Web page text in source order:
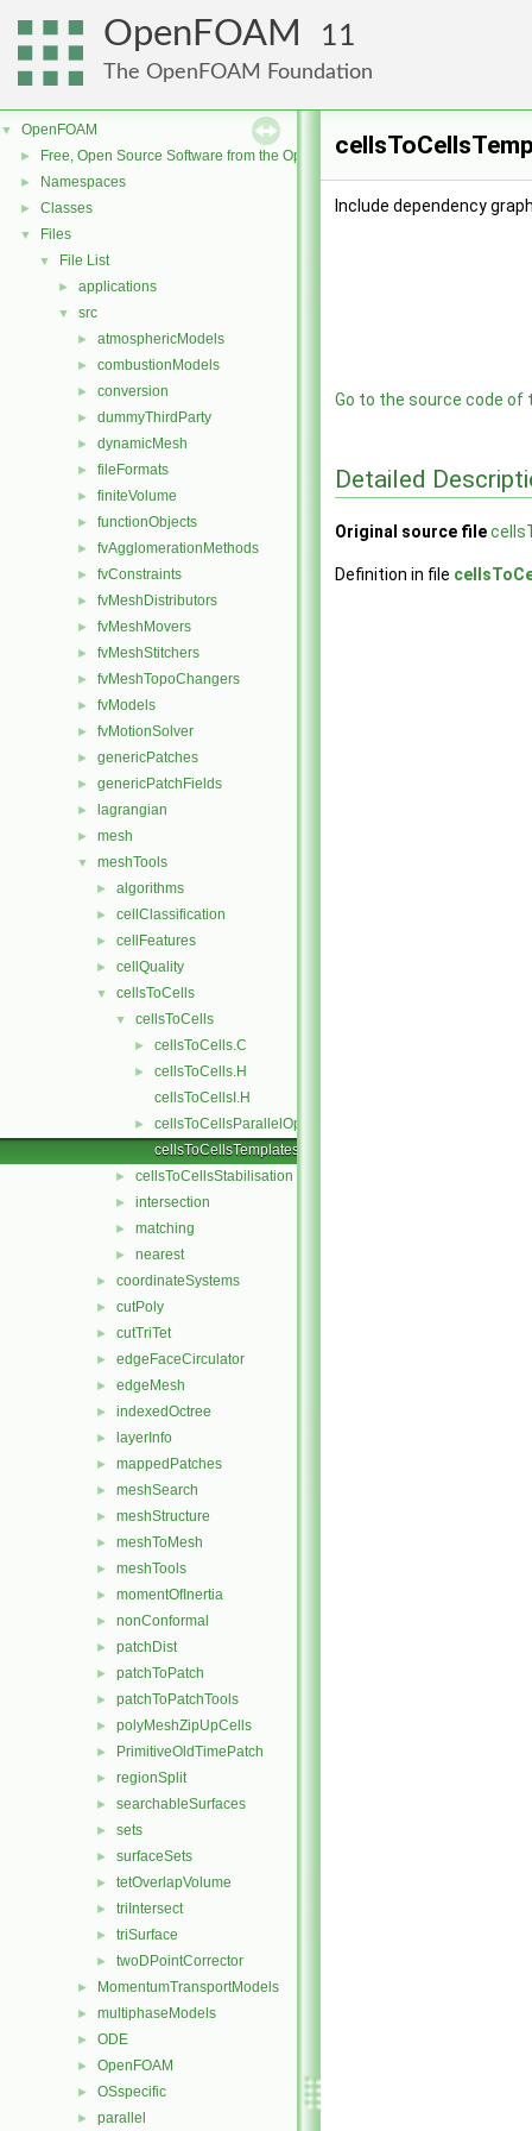
OpenFOAM 11
The OpenFOAM Foundation
▼ OpenFOAM
► Free, Open Source Software from the OpenFOAM Foundation
► Namespaces
► Classes
▼ Files
▼ File List
► applications
▼ src
► atmosphericModels
► combustionModels
► conversion
► dummyThirdParty
► dynamicMesh
► fileFormats
► finiteVolume
► functionObjects
► fvAgglomerationMethods
► fvConstraints
► fvMeshDistributors
► fvMeshMovers
► fvMeshStitchers
► fvMeshTopoChangers
► fvModels
► fvMotionSolver
► genericPatches
► genericPatchFields
► lagrangian
► mesh
▼ meshTools
► algorithms
► cellClassification
► cellFeatures
► cellQuality
▼ cellsToCells
▼ cellsToCells
► cellsToCells.C
►
cellsToCells.H
cellsToCellsI.H
►
cellsToCellsParallelOps.C
cellsToCellsTemplates.C
► cellsToCellsStabilisation
► intersection
► matching
► nearest
► coordinateSystems
► cutPoly
► cutTriTet
► edgeFaceCirculator
► edgeMesh
► indexedOctree
► layerInfo
► mappedPatches
► meshSearch
► meshStructure
► meshToMesh
► meshTools
► momentOfInertia
► nonConformal
► patchDist
► patchToPatch
► patchToPatchTools
► polyMeshZipUpCells
► PrimitiveOldTimePatch
► regionSplit
► searchableSurfaces
► sets
► surfaceSets
► tetOverlapVolume
► triIntersect
► triSurface
► twoDPointCorrector
► MomentumTransportModels
► multiphaseModels
► ODE
► OpenFOAM
► OSspecific
► parallel
Include dependency
Go to the source code of
Detailed
Original source file
Definition in file